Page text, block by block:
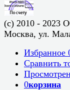
(c) 2010 - 2023
Москва, ул.
Избранное
Сравнить
0корзина